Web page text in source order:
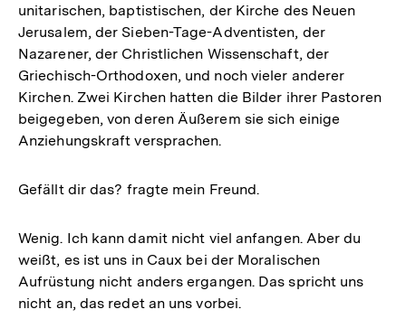
unitarischen, baptistischen, der Kirche des Neuen
Jerusalem, der Sieben-Tage-Adventisten, der
Nazarener, der Christlichen Wissenschaft, der
Griechisch-Orthodoxen, und noch vieler anderer
Kirchen. Zwei Kirchen hatten die Bilder ihrer Pastoren
beigegeben, von deren Äußerem sie sich einige
Anziehungskraft versprachen.
Gefällt dir das? fragte mein Freund.
Wenig. Ich kann damit nicht viel anfangen. Aber du
weißt, es ist uns in Caux bei der Moralischen
Aufrüstung nicht anders ergangen. Das spricht uns
nicht an, das redet an uns vorbei.